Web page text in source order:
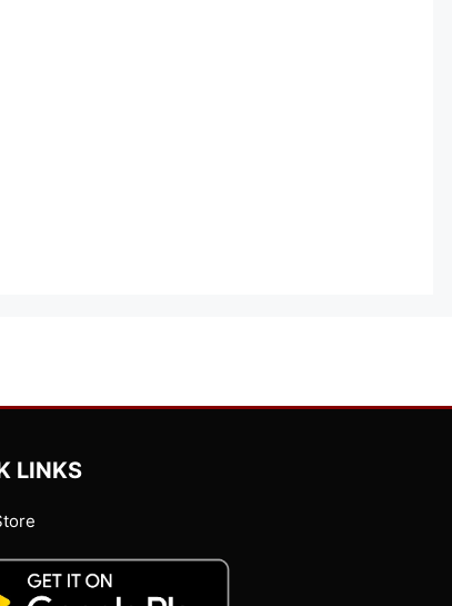
LINKS